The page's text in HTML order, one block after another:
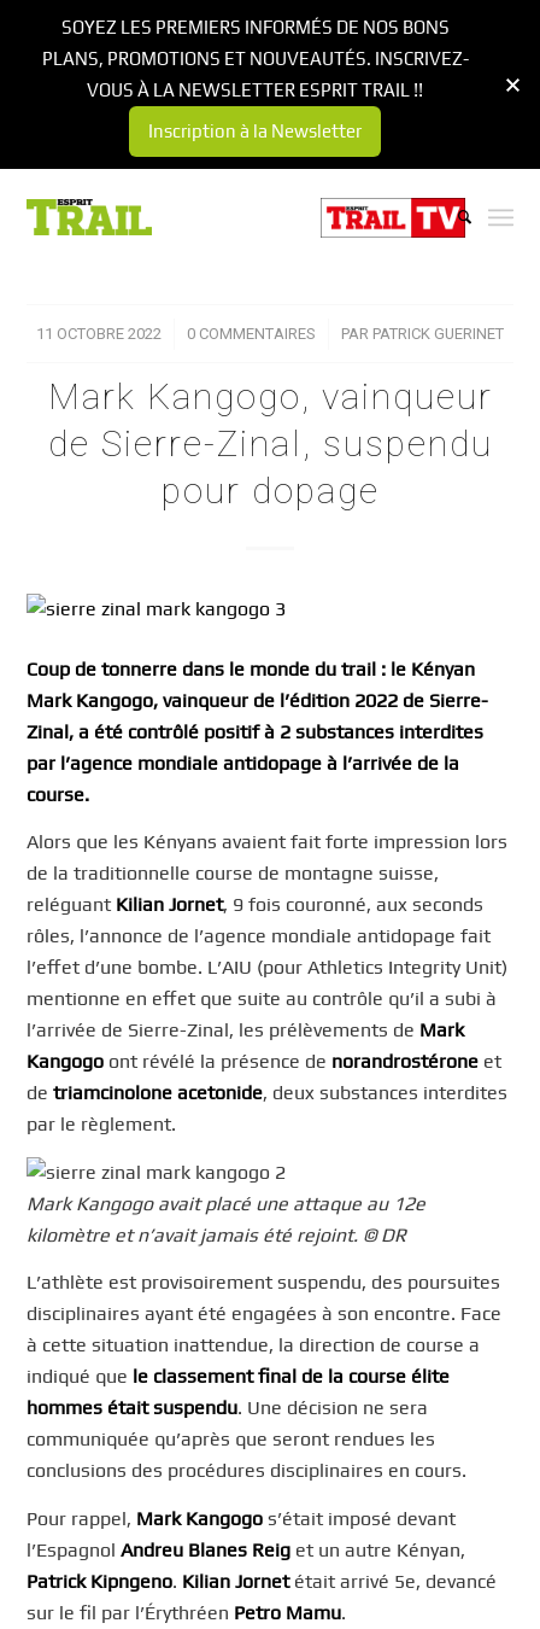
11 OCTOBRE 2022
/ 0 COMMENTAIRES
/ PAR PATRICK GUERINET
Mark Kangogo, vainqueur
de Sierre-Zinal, suspendu
pour dopage
Coup de tonnerre dans le monde du trail : le Kényan
Mark Kangogo, vainqueur de l’édition 2022 de Sierre-
Zinal, a été contrôlé positif à 2 substances interdites
par l’agence mondiale antidopage à l’arrivée de la
course.
Alors que les Kényans avaient fait forte impression lors
de la traditionnelle course de montagne suisse,
reléguant Kilian Jornet, 9 fois couronné, aux seconds
rôles, l’annonce de l’agence mondiale antidopage fait
l’effet d’une bombe. L’AIU (pour Athletics Integrity Unit)
mentionne en effet que suite au contrôle qu’il a subi à
l’arrivée de Sierre-Zinal, les prélèvements de Mark
Kangogo ont révélé la présence de norandrostérone et
detriamcinolone acetonide, deux substances interdites
par le règlement.
Mark Kangogo avait placé une attaque au 12e
kilomètre et n’avait jamais été rejoint. © DR
L’athlète est provisoirement suspendu, des poursuites
disciplinaires ayant été engagées à son encontre. Face
à cette situation inattendue, la direction de course a
indiqué que le classement final de la course élite
hommes était suspendu. Une décision ne sera
communiquée qu’après que seront rendues les
conclusions des procédures disciplinaires en cours.
Pour rappel, Mark Kangogo s’était imposé devant
l’EspagnolAndreu Blanes Reig et un autre Kényan,
Patrick Kipngeno. Kilian Jornetétait arrivé 5e, devancé
sur le fil par l’Érythréen Petro Mamu.
SOYEZ LES PREMIERS INFORMÉS DE NOS BONS
PLANS, PROMOTIONS ET NOUVEAUTÉS. INSCRIVEZ-
VOUS À LA NEWSLETTER ESPRIT TRAIL !!
Inscription à la Newsletter